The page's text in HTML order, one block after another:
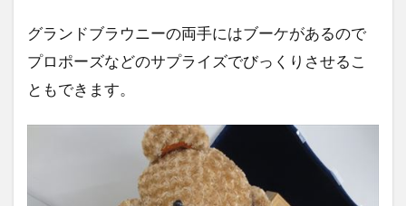
グランドブラウニーの両手にはブーケがあるので
プロポーズなどのサプライズでびっくりさせるこ
ともできます。